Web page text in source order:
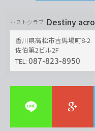
ホストクラブ Destiny acro
香川県高松市古馬場町8-2
佐伯第2ビル2F
TEL: 087-823-8950